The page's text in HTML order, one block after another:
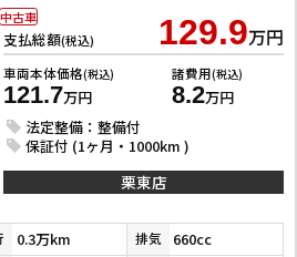
支払総額(税込) 129.9万円
車両本体価格(税込)
121.7万円
諸費用(税込)
8.2万円
法定整備：整備付
保証付 (1ヶ月・1000km )
中古車
栗東店
0.3万km 排気 660cc